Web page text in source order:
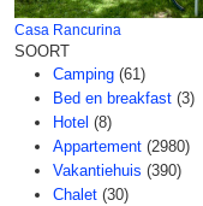
Casa Rancurina
SOORT
Camping (61)
Bed en breakfast (3)
Hotel (8)
Appartement (2980)
Vakantiehuis (390)
Chalet (30)